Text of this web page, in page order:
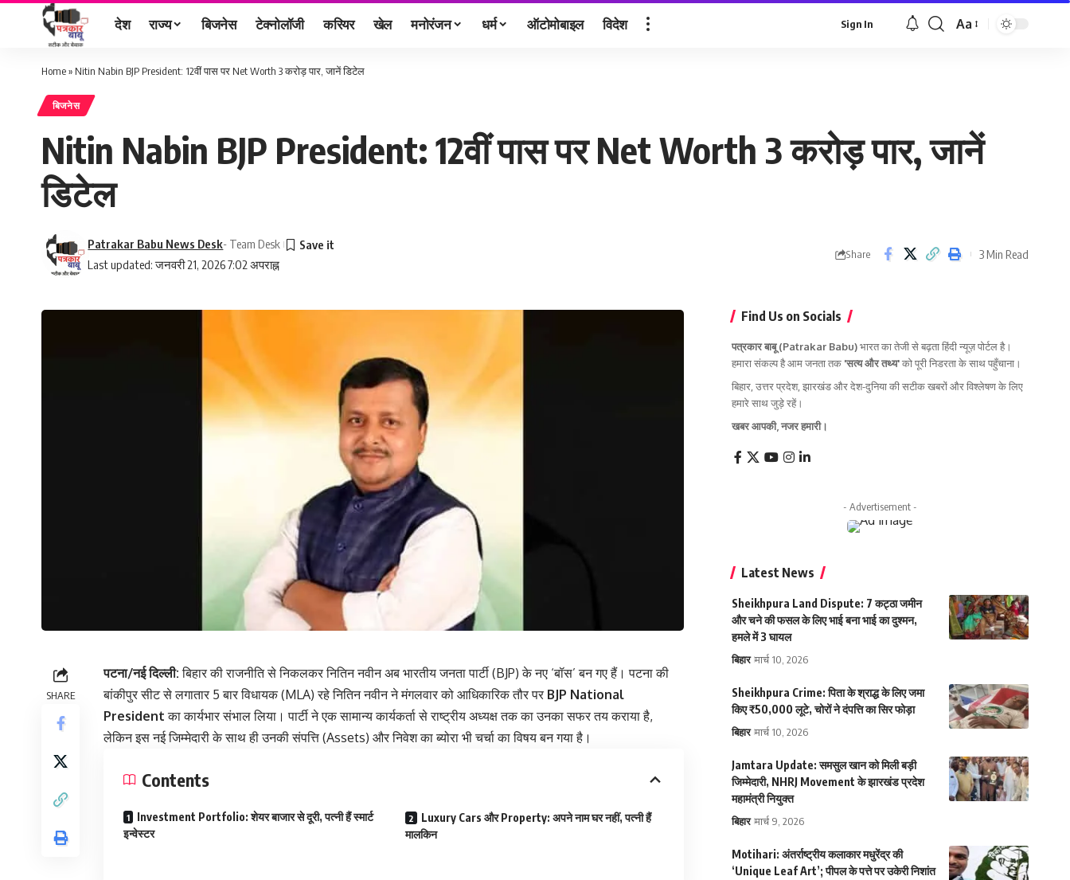
देश राज्य बिजनेस टेक्नोलॉजी करियर खेल मनोरंजन धर्म ऑटोमोबाइल विदेश Sign In
Font
Aa
Home» Nitin Nabin BJP President: 12वीं पास पर Net Worth 3 करोड़ पार, जानें डिटेल
बिजनेस
Nitin Nabin BJP President: 12वीं पास पर Net Worth 3 करोड़ पार, जानें
डिटेल
Last updated: जनवरी 21, 2026 7:02 अपराह्न
Patrakar Babu News Desk- Team Desk
Share 3 Min Read
SHARE
पटना/नई दिल्ली: बिहार की राजनीति से निकलकर नितिन नवीन अब भारतीय जनता पार्टी (BJP) के नए ‘बॉस’ बन गए हैं। पटना की
बांकीपुर सीट से लगातार 5 बार विधायक (MLA) रहे नितिन नवीन ने मंगलवार को आधिकारिक तौर पर BJP National
President का कार्यभार संभाल लिया। पार्टी ने एक सामान्य कार्यकर्ता से राष्ट्रीय अध्यक्ष तक का उनका सफर तय कराया है,
लेकिन इस नई जिम्मेदारी के साथ ही उनकी संपत्ति (Assets) और निवेश का ब्योरा भी चर्चा का विषय बन गया है।
Contents
Investment Portfolio: शेयर बाजार से दूरी, पत्नी हैं स्मार्ट
इन्वेस्टर
Luxury Cars और Property: अपने नाम घर नहीं, पत्नी हैं
मालकिन
Find Us on Socials
पत्रकार बाबू (Patrakar Babu)भारत का तेजी से बढ़ता हिंदी न्यूज़ पोर्टल है।
हमारा संकल्प है आम जनता तक 'सत्य और तथ्य'को पूरी निडरता के साथ पहुँचाना।
बिहार, उत्तर प्रदेश, झारखंड और देश-दुनिया की सटीक खबरों और विश्लेषण के लिए
हमारे साथ जुड़े रहें।
खबर आपकी, नजर हमारी।
- Advertisement -
Latest News
Sheikhpura Land Dispute: 7 कट्ठा जमीन
और चने की फसल के लिए भाई बना भाई का दुश्मन,
हमले में 3 घायल
बिहार मार्च 10, 2026
Sheikhpura Crime: पिता के श्राद्ध के लिए जमा
किए ₹50,000 लूटे, चोरों ने दंपत्ति का सिर फोड़ा
बिहार मार्च 10, 2026
Jamtara Update: समसुल खान को मिली बड़ी
जिम्मेदारी, NHRJ Movement के झारखंड प्रदेश
महामंत्री नियुक्त
बिहार मार्च 9, 2026
Motihari: अंतर्राष्ट्रीय कलाकार मधुरेंद्र की
‘Unique Leaf Art’; पीपल के पत्ते पर उकेरी निशांत